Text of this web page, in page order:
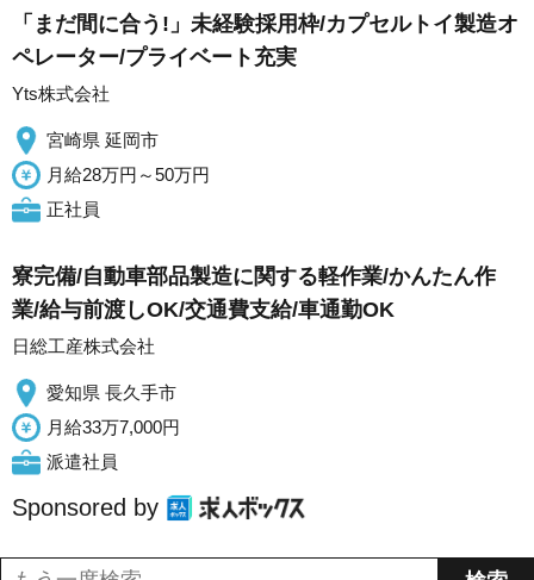
「まだ間に合う!」未経験採用枠/カプセルトイ製造オ
ペレーター/プライベート充実
Yts株式会社
宮崎県 延岡市
月給28万円～50万円
正社員
寮完備/自動車部品製造に関する軽作業/かんたん作
業/給与前渡しOK/交通費支給/車通勤OK
日総工産株式会社
愛知県 長久手市
月給33万7,000円
派遣社員
Sponsored by